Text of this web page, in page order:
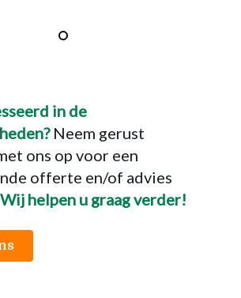
in de
Neem gerust
ons op voor een
offerte en/of advies
Wij helpen u graag verder!